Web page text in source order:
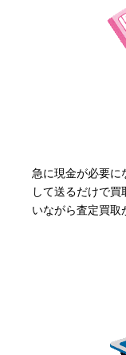
急に現金が必要に
して送るだけで
いながら査定買取